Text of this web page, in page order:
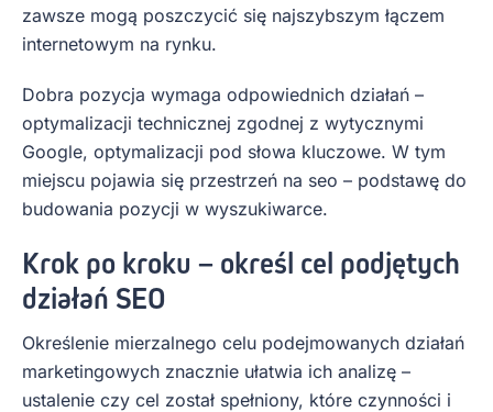
zawsze mogą poszczycić się najszybszym łączem
internetowym na rynku.
Dobra pozycja wymaga odpowiednich działań –
optymalizacji technicznej zgodnej z wytycznymi
Google, optymalizacji pod słowa kluczowe. W tym
miejscu pojawia się przestrzeń na seo – podstawę do
budowania pozycji w wyszukiwarce.
Krok po kroku – określ cel podjętych
działań SEO
Określenie mierzalnego celu podejmowanych działań
marketingowych znacznie ułatwia ich analizę –
ustalenie czy cel został spełniony, które czynności i